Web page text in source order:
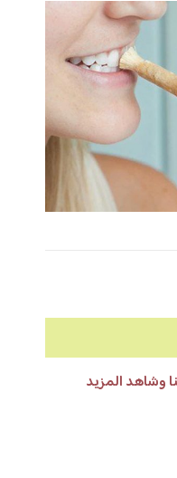
وشاهد المزيد